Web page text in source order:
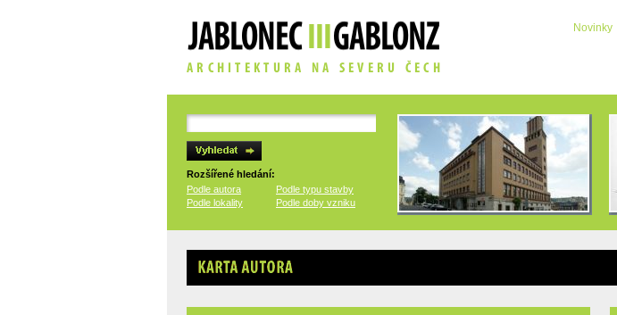
Novinky
Rozšířené hledání:
Podle autora
Podle typu stavby
Podle lokality
Podle doby vzniku
Karta autora